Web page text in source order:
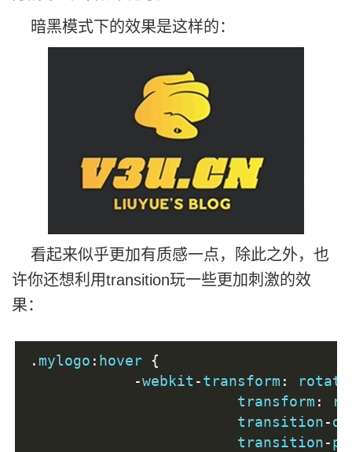
暗黑模式下的效果是这样的：
看起来似乎更加有质感一点，除此之外，也
许你还想利用transition玩一些更加刺激的效
果：
. mylogo : hover {
-webkit -transform : rotate
			transform
:
			transition
-
			transition
-